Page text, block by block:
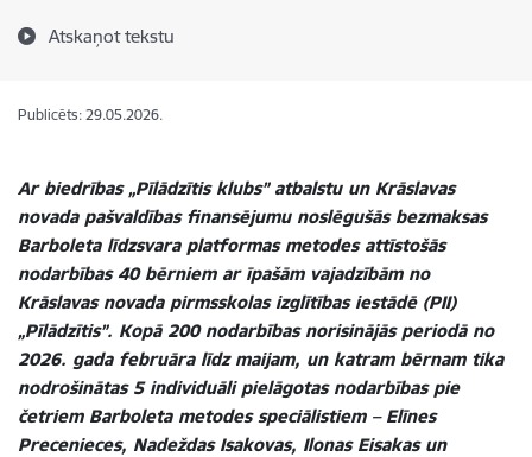
Atskaņot tekstu
Publicēts: 29.05.2026.
Ar biedrības „Pīlādzītis klubs” atbalstu un Krāslavas
novada pašvaldības finansējumu noslēgušās bezmaksas
Barboleta līdzsvara platformas metodes attīstošās
nodarbības 40 bērniem ar īpašām vajadzībām no
Krāslavas novada pirmsskolas izglītības iestādē (PII)
„Pīlādzītis”. Kopā 200 nodarbības norisinājās periodā no
2026. gada februāra līdz maijam, un katram bērnam tika
nodrošinātas 5 individuāli pielāgotas nodarbības pie
četriem Barboleta metodes speciālistiem – Elīnes
Precenieces, Nadeždas Isakovas, Ilonas Eisakas un